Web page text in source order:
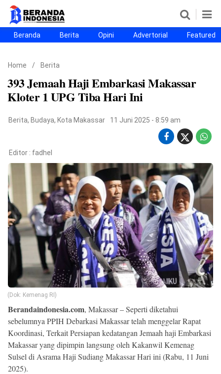
Beranda
Berita
Opini
Advertorial
Featured
Beranda25
SEGMEN
Nusantara
Jabodetabek
Sulselbar
Kota Makassar
©
Copyright
2026
Beranda
Indonesia
.
All
Right
Reserved
Beranda Berita Opini Advertorial Featured
Home / Berita
393 Jemaah Haji Embarkasi Makassar
Kloter 1 UPG Tiba Hari Ini
Berita, Budaya, Kota Makassar 11 Juni 2025 - 8:59 am
Editor : fadhel
(Dok: Kemenag RI)
Berandaindonesia.com, Makassar – Seperti diketahui
sebelumnya PPIH Debarkasi Makassar telah menggelar Rapat
Koordinasi, Terkait Persiapan kedatangan Jemaah haji Embarkasi
Makassar yang dipimpin langsung oleh Kakanwil Kemenag
Sulsel di Asrama Haji Sudiang Makassar Hari ini (Rabu, 11 Juni
2025).